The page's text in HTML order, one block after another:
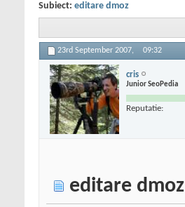
Subiect: editare dmoz
23rd September 2007, 09:32
cris
Junior SeoPedia
Reputatie:
editare dmoz